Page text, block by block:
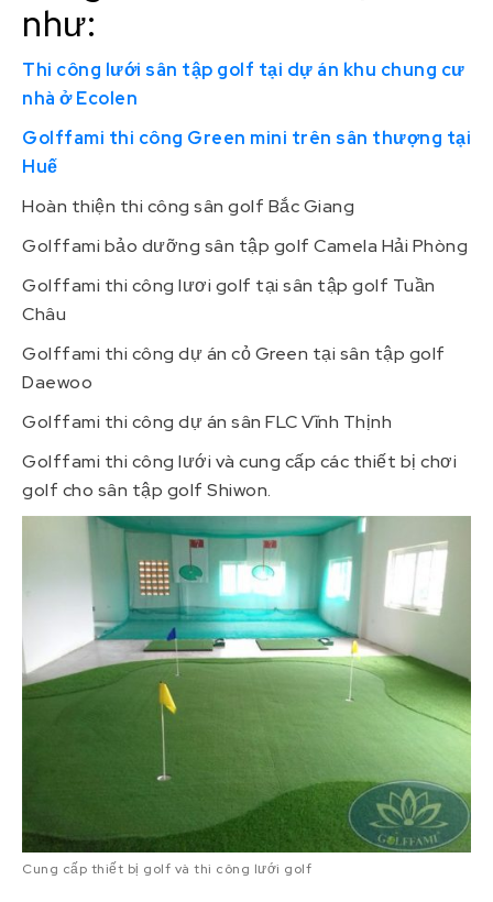
như:
Thi công lưới sân tập golf tại dự án khu chung cư
nhà ở Ecolen
Golffami thi công Green mini trên sân thượng tại
Huế
Hoàn thiện thi công sân golf Bắc Giang
Golffami bảo dưỡng sân tập golf Camela Hải Phòng
Golffami thi công lươi golf tại sân tập golf Tuần
Châu
Golffami thi công dự án cỏ Green tại sân tập golf
Daewoo
Golffami thi công dự án sân FLC Vĩnh Thịnh
Golffami thi công lưới và cung cấp các thiết bị chơi
golf cho sân tập golf Shiwon.
Cung cấp thiết bị golf và thi công lưới golf